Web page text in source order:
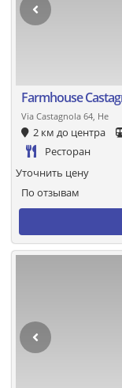
Farmhouse
Via Castagnola 64, Не
2 км до центра
Ресторан
По отзывам
Уточнить цену